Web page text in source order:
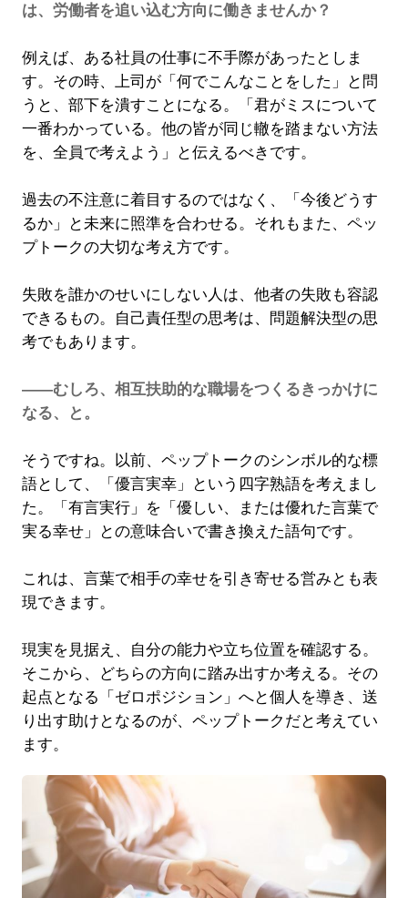
は、労働者を追い込む方向に働きませんか？
例えば、ある社員の仕事に不手際があったとしま
す。その時、上司が「何でこんなことをした」と問
うと、部下を潰すことになる。「君がミスについて
一番わかっている。他の皆が同じ轍を踏まない方法
を、全員で考えよう」と伝えるべきです。
過去の不注意に着目するのではなく、「今後どうす
るか」と未来に照準を合わせる。それもまた、ペッ
プトークの大切な考え方です。
失敗を誰かのせいにしない人は、他者の失敗も容認
できるもの。自己責任型の思考は、問題解決型の思
考でもあります。
――むしろ、相互扶助的な職場をつくるきっかけに
なる、と。
そうですね。以前、ペップトークのシンボル的な標
語として、「優言実幸」という四字熟語を考えまし
た。「有言実行」を「優しい、または優れた言葉で
実る幸せ」との意味合いで書き換えた語句です。
これは、言葉で相手の幸せを引き寄せる営みとも表
現できます。
現実を見据え、自分の能力や立ち位置を確認する。
そこから、どちらの方向に踏み出すか考える。その
起点となる「ゼロポジション」へと個人を導き、送
り出す助けとなるのが、ペップトークだと考えてい
ます。